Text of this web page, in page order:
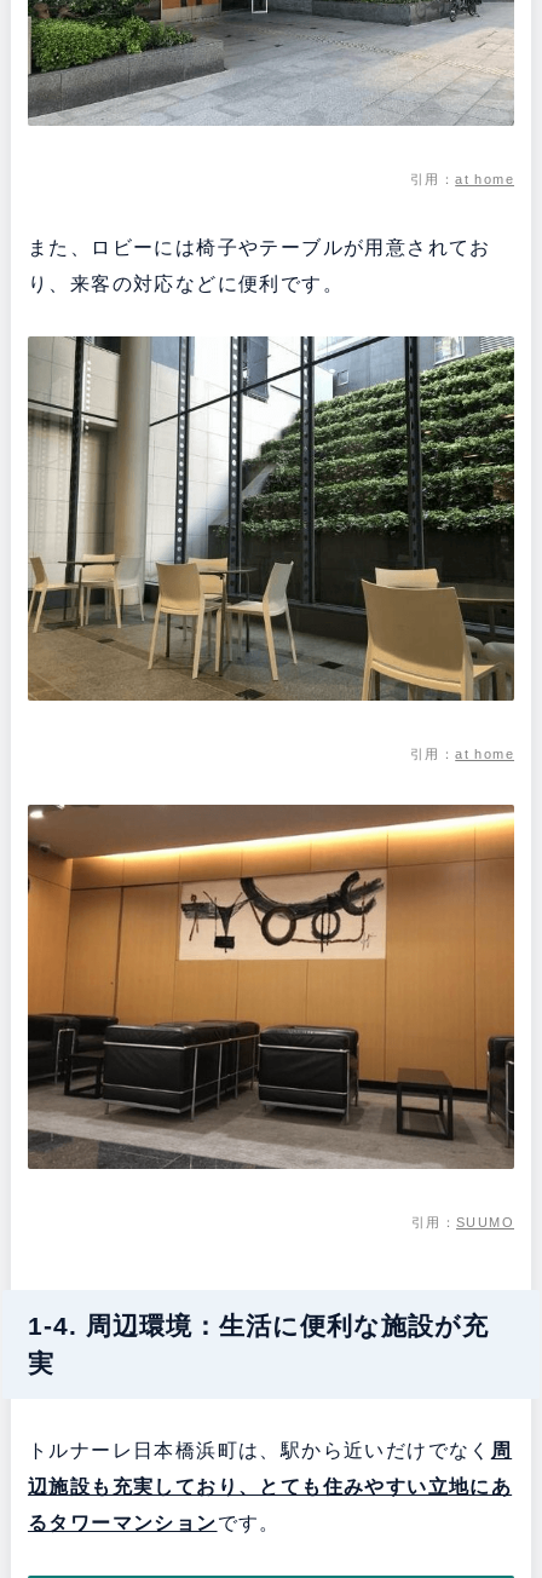
引用：at home
また、ロビーには椅子やテーブルが用意されてお
り、来客の対応などに便利です。
引用：at home
引用：SUUMO
1-4. 周辺環境：生活に便利な施設が充
実
トルナーレ日本橋浜町は、駅から近いだけでなく 周
辺施設も充実しており、とても住みやすい立地にあ
るタワーマンションです。